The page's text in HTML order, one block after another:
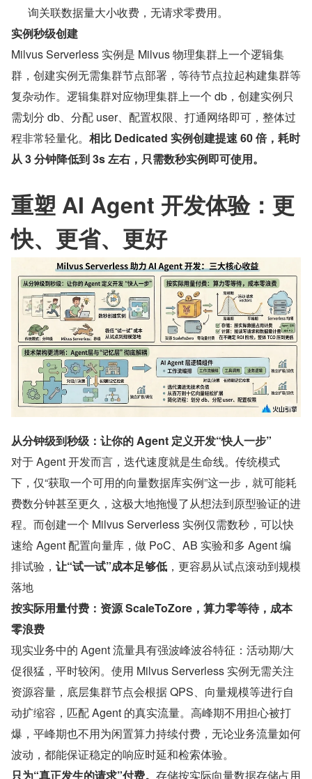
询关联数据量大小收费，无请求零费用。
实例秒级创建
Milvus Serverless 实例是 Milvus 物理集群上一个逻辑集
群，创建实例无需集群节点部署，等待节点拉起构建集群等
复杂动作。逻辑集群对应物理集群上一个 db，创建实例只
需划分 db、分配 user、配置权限、打通网络即可，整体过
程非常轻量化。 相比 Dedicated 实例创建提速 60 倍，耗时
从 3 分钟降低到 3s 左右，只需数秒实例即可使用。
重塑 AI Agent 开发体验：更
快、更省、更好
从分钟级到秒级：让你的 Agent 定义开发“快人一步”
对于 Agent 开发而言，迭代速度就是生命线。传统模式
下，仅“获取一个可用的向量数据库实例”这一步，就可能耗
费数分钟甚至更久，这极大地拖慢了从想法到原型验证的进
程。而创建一个 Milvus Serverless 实例仅需数秒，可以快
速给 Agent 配置向量库，做 PoC、AB 实验和多 Agent 编
排试验， 让“试一试”成本足够低 ，更容易从试点滚动到规模
落地
按实际用量付费：资源 ScaleToZore，算力零等待，成本
零浪费
现实业务中的 Agent 流量具有强波峰波谷特征：活动期/大
促很猛，平时较闲。使用 Milvus Serverless 实例无需关注
资源容量，底层集群节点会根据 QPS、向量规模等进行自
动扩缩容，匹配 Agent 的真实流量。高峰期不用担心被打
爆，平峰期也不用为闲置算力持续付费，无论业务流量如何
波动，都能保证稳定的响应时延和检索体验。
只为“真正发生的请求”付费。 存储按实际向量数据存储占用